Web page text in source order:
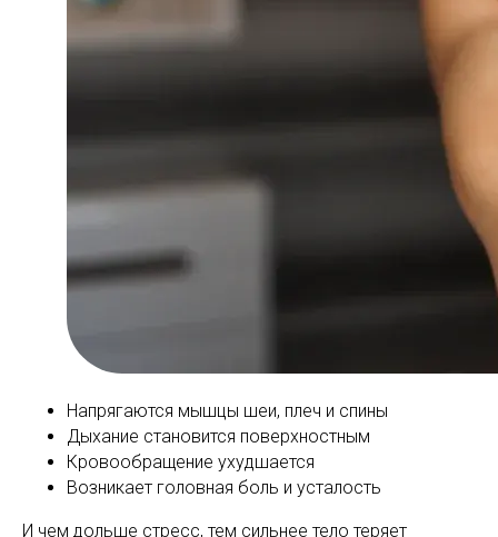
Напрягаются мышцы шеи, плеч и спины
Дыхание становится поверхностным
Кровообращение ухудшается
Возникает головная боль и усталость
И чем дольше стресс, тем сильнее тело теряет